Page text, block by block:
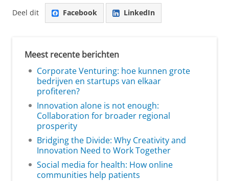
Deel dit Facebook LinkedIn
Meest recente berichten
Corporate Venturing: hoe kunnen grote
bedrijven en startups van elkaar
profiteren?
Innovation alone is not enough:
Collaboration for broader regional
prosperity
Bridging the Divide: Why Creativity and
Innovation Need to Work Together
Social media for health: How online
communities help patients